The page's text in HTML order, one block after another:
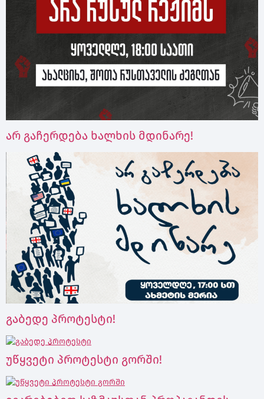
არ გაჩერდება ხალხის მდინარე!
გაბედე პროტესტი!
უწყვეტი პროტესტი გორში!